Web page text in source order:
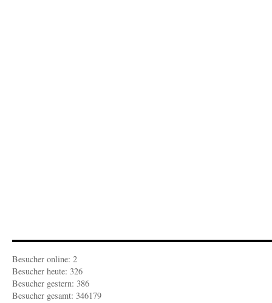
Besucher online: 2
Besucher heute: 326
Besucher gestern: 386
Besucher gesamt: 346179